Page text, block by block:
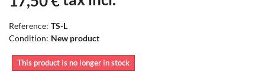
Reference: TS-L
Condition: New product
This product is no longer in stock